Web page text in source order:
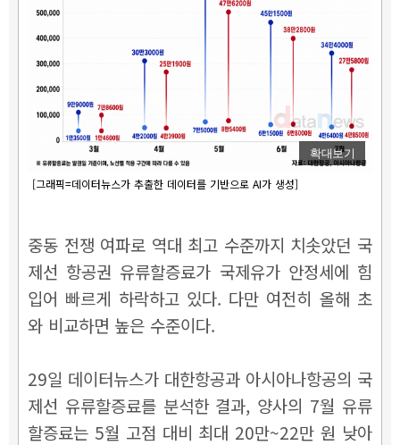
확대보기
[그래픽=데이터뉴스가 추출한 데이터를 기반으로 AI가 생성]
중동 전쟁 여파로 역대 최고 수준까지 치솟았던 국
제선 항공권 유류할증료가 국제유가 안정세에 힘
입어 빠르게 하락하고 있다. 다만 여전히 올해 초
와 비교하면 높은 수준이다.
29일 데이터뉴스가 대한항공과 아시아나항공의 국
제선 유류할증료를 분석한 결과, 양사의 7월 유류
할증료는 5월 고점 대비 최대 20만~22만 원 낮아